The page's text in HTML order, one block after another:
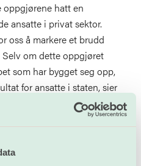
oppgjørene hatt en
ansatte i privat sektor.
oss å markere et brudd
om dette oppgjøret
som har bygget seg opp,
for ansatte i staten, sier
endringer i